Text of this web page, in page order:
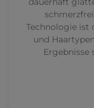
Haut-
sichtbare
Ich